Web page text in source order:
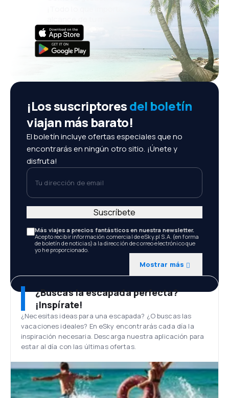
¡Todo lo que importa, siempre al
¡Los suscriptoresdel boletín
viajan más barato!
El boletín incluye ofertas especiales que no
encontrarás en ningún otro sitio. ¡Únete y
disfruta!
Tu dirección de email
Más viajes a precios fantásticos en nuestra newsletter.
Acepto recibir información comercial de eSky.pl S.A. (en forma
de boletín de noticias) a la dirección de correo electrónico que
yo he proporcionado.
Mostrar más
Suscríbete
¿Buscas la escapada perfecta?
¡Inspírate!
¿Necesitas ideas para una escapada? ¿O buscas las
vacaciones ideales? En eSky encontrarás cada día la
inspiración necesaria. Descarga nuestra aplicación para
estar al día con las últimas ofertas.